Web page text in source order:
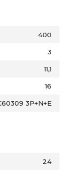
400
3
11,1
16
3P+N+E
24